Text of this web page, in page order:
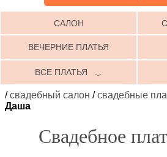
САЛОН
ВЕЧЕРНИЕ ПЛАТЬЯ
ВСЕ ПЛАТЬЯ ﹀
/свадебный салон /свадебные
Даша
Свадебное